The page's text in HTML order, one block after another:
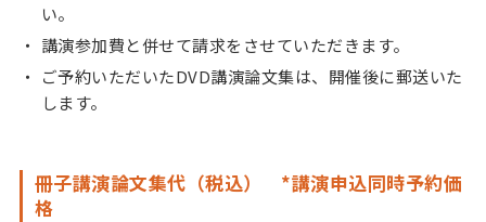
い。
講演参加費と併せて請求をさせていただきます。
ご予約いただいたDVD講演論文集は、開催後に郵送いた
します。
冊子講演論文集代（税込） *講演申込同時予約価
格